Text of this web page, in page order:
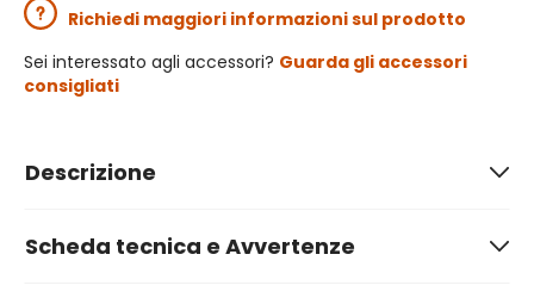
Richiedi maggiori informazioni sul prodotto
Sei interessato agli accessori? Guarda gli accessori
consigliati
Descrizione
Scheda tecnica e Avvertenze